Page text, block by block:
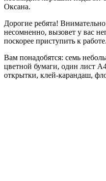
Оксана.
Дорогие ребята!
несомненно, вызовет у вас
поскорее приступить к работе.
Вам понадобятся: семь
цветной бумаги, один лист
открытки, клей-карандаш,